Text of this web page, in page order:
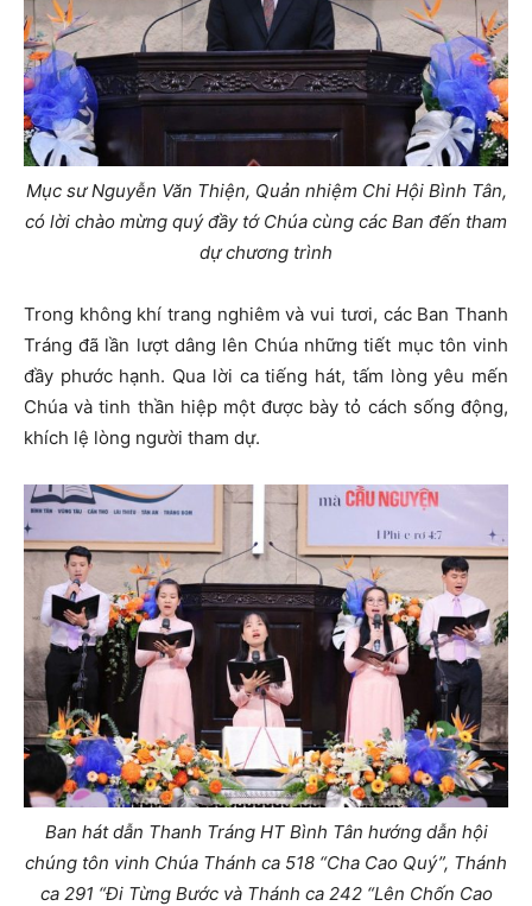
Mục sư Nguyễn Văn Thiện, Quản nhiệm Chi Hội Bình Tân,
có lời chào mừng quý đầy tớ Chúa cùng các Ban đến tham
dự chương trình
Trong không khí trang nghiêm và vui tươi, các Ban Thanh
Tráng đã lần lượt dâng lên Chúa những tiết mục tôn vinh
đầy phước hạnh. Qua lời ca tiếng hát, tấm lòng yêu mến
Chúa và tinh thần hiệp một được bày tỏ cách sống động,
khích lệ lòng người tham dự.
Ban hát dẫn Thanh Tráng HT Bình Tân hướng dẫn hội
chúng tôn vinh Chúa Thánh ca 518 “Cha Cao Quý”, Thánh
ca 291 “Đi Từng Bước và Thánh ca 242 “Lên Chốn Cao